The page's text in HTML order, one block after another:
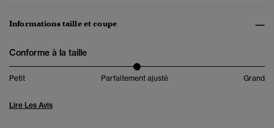
Informations taille et coupe
Conforme à la taille
Petit Parfaitement ajusté Grand
Lire Les Avis